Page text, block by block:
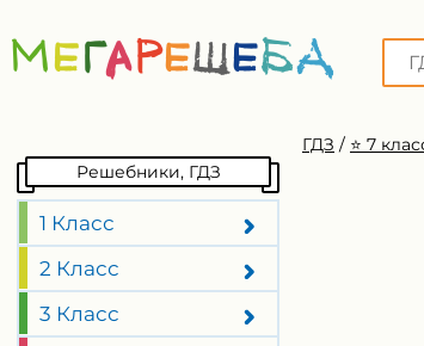
Решебники, ГДЗ
1 Класс
2 Класс
3 Класс
ГДЗ / ⭐️ 7